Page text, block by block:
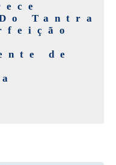
Tantra
de